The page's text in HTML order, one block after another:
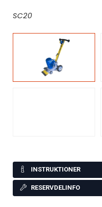
SC20
INSTRUKTIONER
RESERVDELINFO